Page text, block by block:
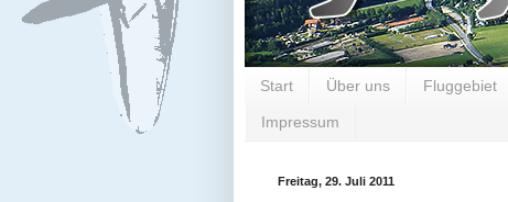
Start Über uns Fluggebiet
Impressum
Freitag, 29. Juli 2011